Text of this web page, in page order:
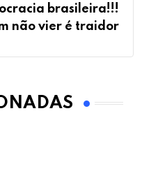
brasileira!!!
não vier é traidor